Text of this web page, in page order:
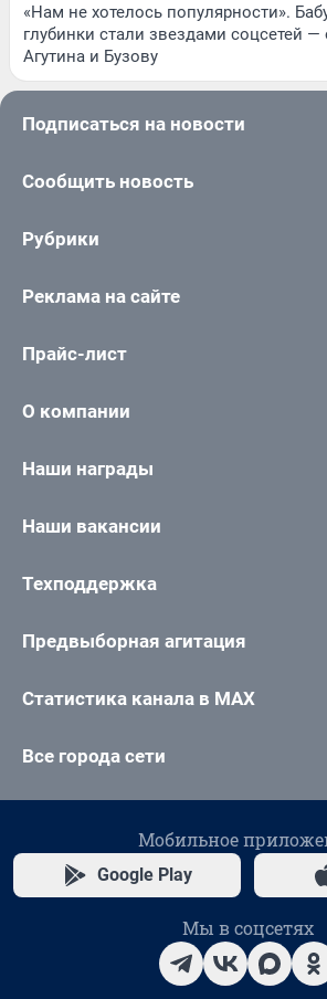
«Нам не хотелось популярности».
глубинки стали звездами соцсетей
Агутина и Бузову
Подписаться на новости
Сообщить новость
Рубрики
Реклама на сайте
Прайс-лист
О компании
Наши награды
Наши вакансии
Техподдержка
Предвыборная агитация
Статистика канала в MAX
Все города сети
Мобильное
Google Play
Мы в соцсетях